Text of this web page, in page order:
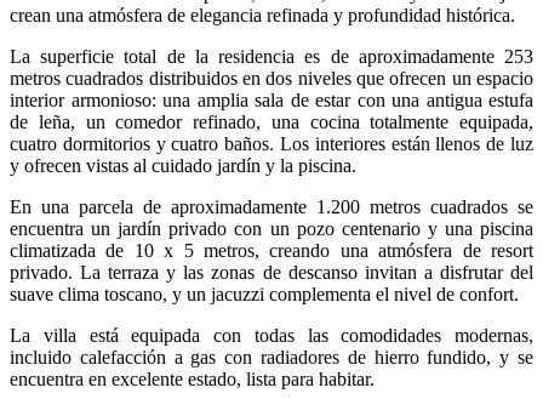
crean una atmósfera de elegancia refinada y profundidad histórica.
La superficie total de la residencia es de aproximadamente 253
metros cuadrados distribuidos en dos niveles que ofrecen un espacio
interior armonioso: una amplia sala de estar con una antigua estufa
de leña, un comedor refinado, una cocina totalmente equipada,
cuatro dormitorios y cuatro baños. Los interiores están llenos de luz
y ofrecen vistas al cuidado jardín y la piscina.
En una parcela de aproximadamente 1.200 metros cuadrados se
encuentra un jardín privado con un pozo centenario y una piscina
climatizada de 10 x 5 metros, creando una atmósfera de resort
privado. La terraza y las zonas de descanso invitan a disfrutar del
suave clima toscano, y un jacuzzi complementa el nivel de confort.
La villa está equipada con todas las comodidades modernas,
incluido calefacción a gas con radiadores de hierro fundido, y se
encuentra en excelente estado, lista para habitar.